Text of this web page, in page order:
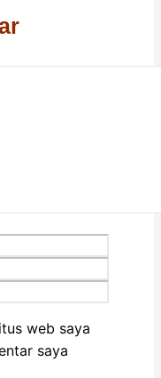
web saya
saya